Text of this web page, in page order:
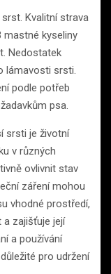
Kvalitní strava
mastné kyseliny
Nedostatek
lámavosti srsti.
podle potřeb
psa.
srsti je životní
v různých
ovlivnit stav
záření mohou
vhodné prostředí,
a zajišťuje její
a používání
pro udržení